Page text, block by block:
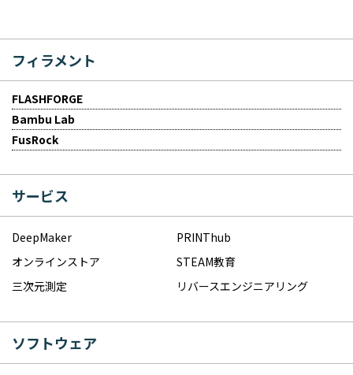
フィラメント
FLASHFORGE
Bambu Lab
FusRock
サービス
DeepMaker
PRINThub
オンラインストア
STEAM教育
三次元測定
リバースエンジニアリング
ソフトウェア